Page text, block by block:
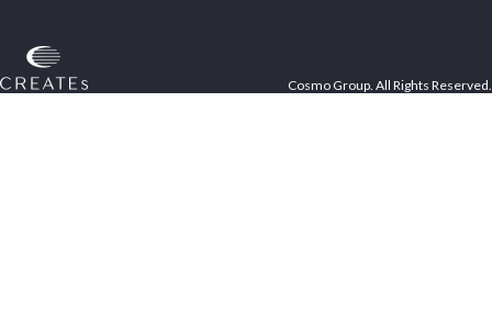
Cosmo Group. All Rights Reserved.